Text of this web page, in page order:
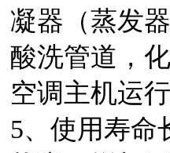
凝器（蒸发
酸洗管道，
空调主机运
5、使用寿命